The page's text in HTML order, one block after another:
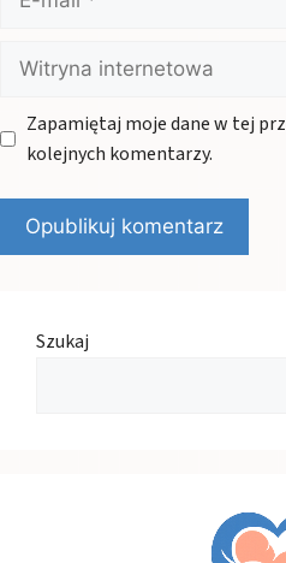
mail
Witryna
internetowa
Zapamiętaj moje dane w tej
kolejnych komentarzy.
Szukaj